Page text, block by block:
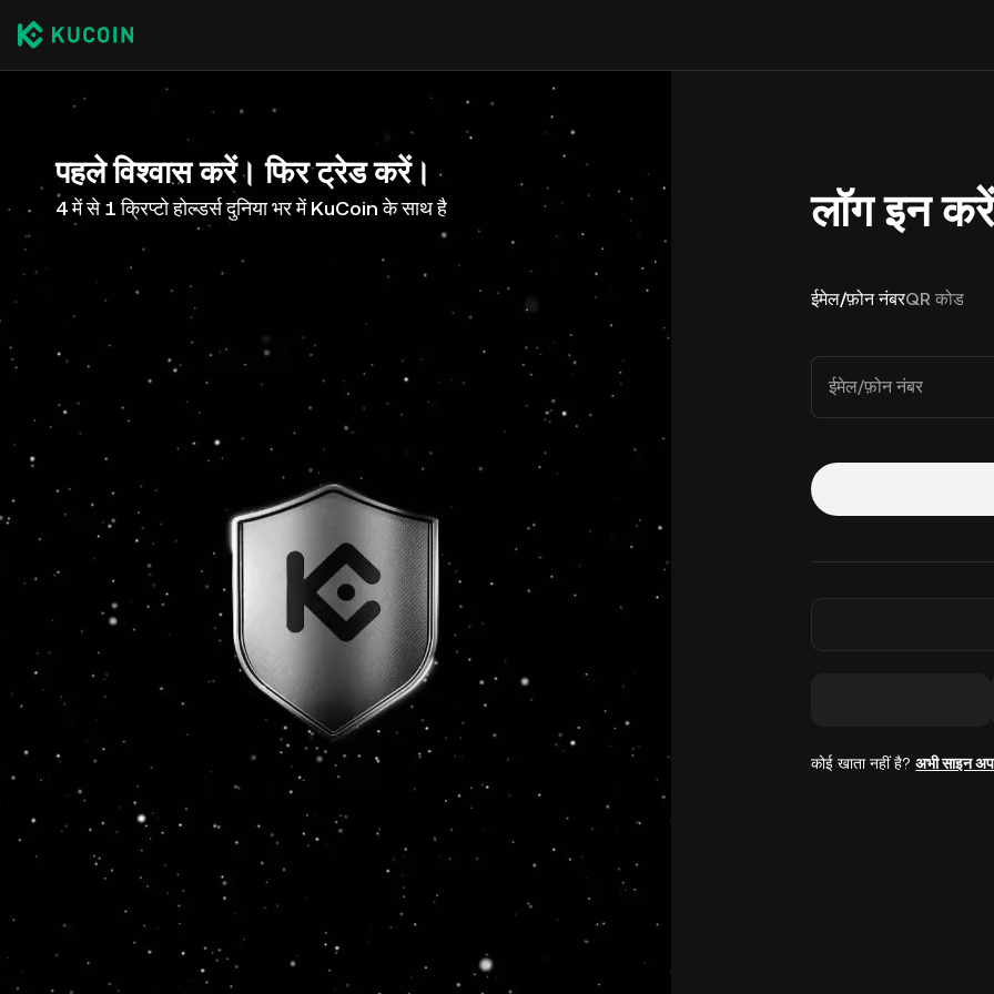
पहले विश्वास करें। फिर ट्रेड करें।
4 में से 1 क्रिप्टो होल्डर्स दुनिया भर में KuCoin के साथ है लॉग इन करें
ईमेल/फ़ोन नंबरQR कोड
ईमेल/फ़ोन नंबर
कोई खाता नहीं है?अभी साइन